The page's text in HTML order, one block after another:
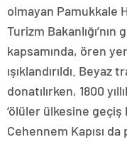
olmayan Pamukkale
Turizm
kapsamında, ören
ışıklandırıldı.
donatılırken, 1800
‘ölüler ülkesine geçiş
Cehennem Kapısı